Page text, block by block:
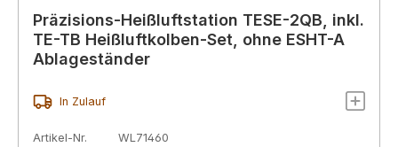
Präzisions-Heißluftstation TESE-2QB, inkl.
TE-TB Heißluftkolben-Set, ohne ESHT-A
Ablageständer
In Zulauf
Artikel-Nr.
WL71460